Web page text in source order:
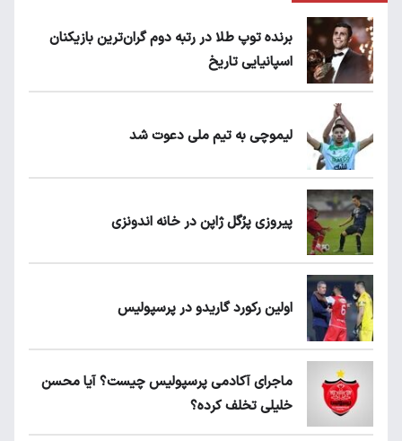
برنده توپ طلا در رتبه دوم گران‌ترین بازیکنان
اسپانیایی تاریخ
لیموچی به تیم ملی دعوت شد
پیروزی پرُگل ژاپن در خانه اندونزی
اولین رکورد گاریدو در پرسپولیس
ماجرای آکادمی پرسپولیس چیست؟ آیا محسن
خلیلی تخلف کرده؟